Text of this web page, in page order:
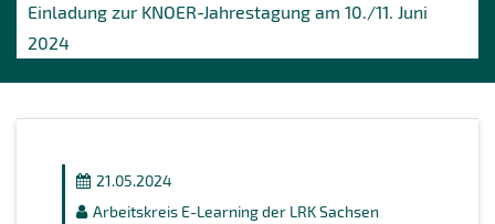
Einladung zur KNOER-Jahrestagung am 10./11. Juni
2024
21.05.2024
Arbeitskreis E-Learning der LRK Sachsen